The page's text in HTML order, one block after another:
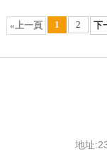
NO.034 RX-
«上一頁 1 2 下
地址